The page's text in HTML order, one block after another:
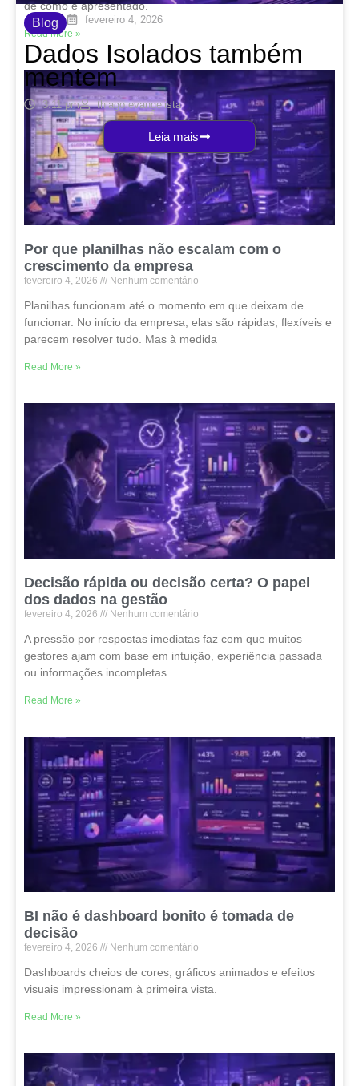
de como é apresentado.
Read More »
Por que planilhas não escalam com o
crescimento da empresa
fevereiro 4, 2026 Nenhum comentário
Planilhas funcionam até o momento em que deixam de
funcionar. No início da empresa, elas são rápidas, flexíveis e
parecem resolver tudo. Mas à medida
Read More »
Decisão rápida ou decisão certa? O papel
dos dados na gestão
fevereiro 4, 2026 Nenhum comentário
A pressão por respostas imediatas faz com que muitos
gestores ajam com base em intuição, experiência passada
ou informações incompletas.
Read More »
BI não é dashboard bonito é tomada de
decisão
fevereiro 4, 2026 Nenhum comentário
Dashboards cheios de cores, gráficos animados e efeitos
visuais impressionam à primeira vista.
Read More »
Blog fevereiro 4, 2026
Dados Isolados também
mentem
3:11 pm thiago.evangelista
Leia mais